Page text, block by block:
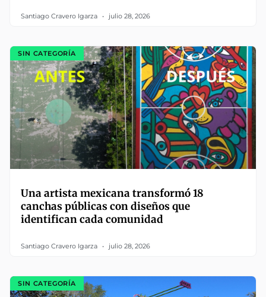
Santiago Cravero Igarza julio 28, 2026
SIN CATEGORÍA
Una artista mexicana transformó 18
canchas públicas con diseños que
identifican cada comunidad
Santiago Cravero Igarza julio 28, 2026
SIN CATEGORÍA